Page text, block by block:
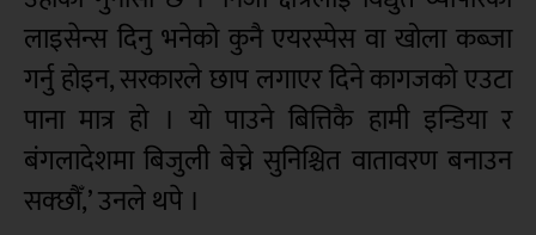
लाइसेन्स दिनु भनेको कुनै एयरस्पेस वा खोला कब्जा
गर्नु होइन, सरकारले छाप लगाएर दिने कागजको एउटा
पाना मात्र हो । यो पाउने बित्तिकै हामी इन्डिया र
बंगलादेशमा बिजुली बेच्ने सुनिश्चित वातावरण बनाउन
सक्छौँ,’ उनले थपे ।